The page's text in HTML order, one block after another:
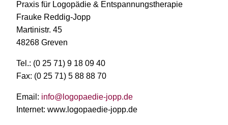
Praxis für Logopädie & Entspannungstherapie
Frauke Reddig-Jopp
Martinistr. 45
48268 Greven
Tel.: (0 25 71) 9 18 09 40
Fax: (0 25 71) 5 88 88 70
Email: info@logopaedie-jopp.de
Internet: www.logopaedie-jopp.de